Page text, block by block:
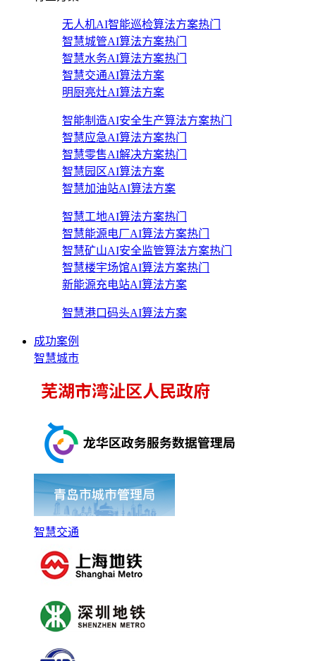
无人机AI智能巡检算法方案热门
智慧城管AI算法方案热门
智慧水务AI算法方案热门
智慧交通AI算法方案
明厨亮灶AI算法方案
智能制造AI安全生产算法方案热门
智慧应急AI算法方案热门
智慧零售AI解决方案热门
智慧园区AI算法方案
智慧加油站AI算法方案
智慧工地AI算法方案热门
智慧能源电厂AI算法方案热门
智慧矿山AI安全监管算法方案热门
智慧楼宇场馆AI算法方案热门
新能源充电站AI算法方案
智慧港口码头AI算法方案
成功案例
智慧城市
智慧交通